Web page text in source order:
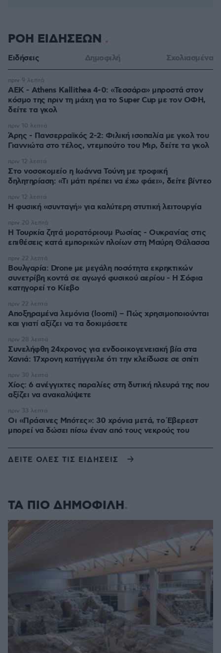
ΡΟΗ ΕΙΔΗΣΕΩΝ
Ειδήσεις Δημοφιλή Σχολιασμένα
ΑΕΚ - Athens Kallithea 4-0: «Τεσσάρα» μπροστά στον
κόσμο της πριν τη μάχη για το Super Cup με τον ΟΦΗ,
δείτε τα γκολ
πριν 9 λεπτά
Άρης - Πανσερραϊκός 2-2: Φιλική ισοπαλία με γκολ του
Γιαννιώτα στο τέλος, ντεμπούτο του Μιρ, δείτε τα γκολ
πριν 10 λεπτά
Στο νοσοκομείο η Ιωάννα Τούνη με τροφική
δηλητηρίαση: «Τι μάτι πρέπει να έχω φάει», δείτε βίντεο
πριν 12 λεπτά
Η φυσική «συνταγή» για καλύτερη στυτική λειτουργία
πριν 12 λεπτά
Η Τουρκία ζητά μορατόριουμ Ρωσίας - Ουκρανίας στις
επιθέσεις κατά εμπορικών πλοίων στη Μαύρη Θάλασσα
πριν 20 λεπτά
Βουλγαρία: Drone με μεγάλη ποσότητα εκρηκτικών
συνετρίβη κοντά σε αγωγό φυσικού αερίου - Η Σόφια
κατηγορεί το Κίεβο
πριν 22 λεπτά
Αποξηραμένα λεμόνια (loomi) – Πώς χρησιμοποιούνται
και γιατί αξίζει να τα δοκιμάσετε
πριν 22 λεπτά
Συνελήφθη 24χρονος για ενδοοικογενειακή βία στα
Χανιά: 17χρονη κατήγγειλε ότι την κλείδωσε σε σπίτι
πριν 28 λεπτά
Χίος: 6 ανέγγιχτες παραλίες στη δυτική πλευρά της που
αξίζει να ανακαλύψετε
πριν 30 λεπτά
Οι «Πράσινες Μπότες»: 30 χρόνια μετά, το Έβερεστ
μπορεί να δώσει πίσω έναν από τους νεκρούς του
πριν 33 λεπτά
ΔΕΙΤΕ ΟΛΕΣ ΤΙΣ ΕΙΔΗΣΕΙΣ
ΤΑ ΠΙΟ ΔΗΜΟΦΙΛΗ